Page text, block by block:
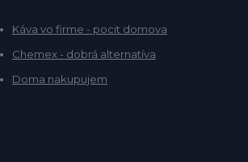
Káva vo firme - pocit domova
Chemex - dobrá alternatíva
Doma nakupujem